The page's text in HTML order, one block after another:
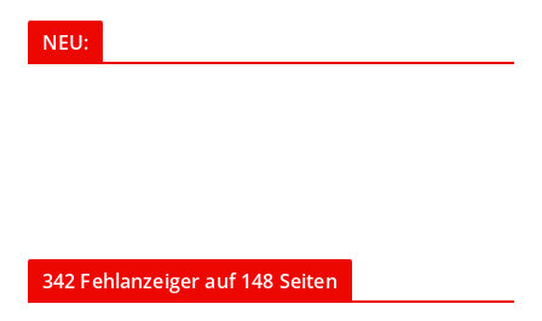
NEU:
342 Fehlanzeiger auf 148 Seiten